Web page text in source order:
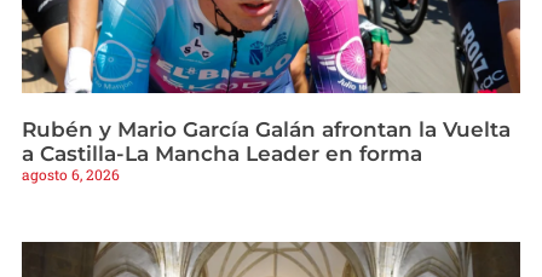
Rubén y Mario García Galán afrontan la Vuelta
a Castilla-La Mancha Leader en forma
agosto 6, 2026